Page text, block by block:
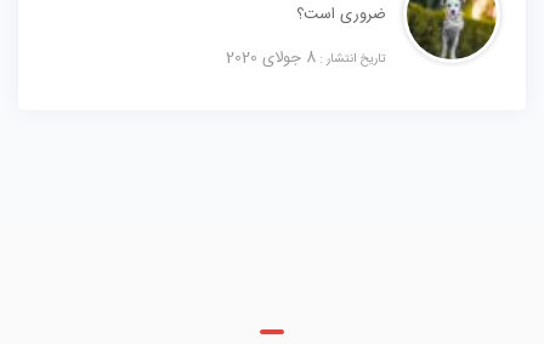
ضروری است؟
تاریخ انتشار : 8 جولای 2020